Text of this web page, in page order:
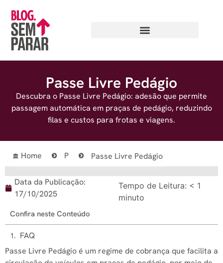
Passe Livre Pedágio
Descubra o Passe Livre Pedágio: adesão que permite
passagem automática em praças de pedágio, reduzindo
filas e custos para frotas e viagens.
Home P Passe Livre Pedágio
Data da Publicação:
17/10/2025
Tempo de Leitura: < 1
minuto
Confira neste Conteúdo
FAQ
Passe Livre Pedágio é um regime de cobrança que facilita a